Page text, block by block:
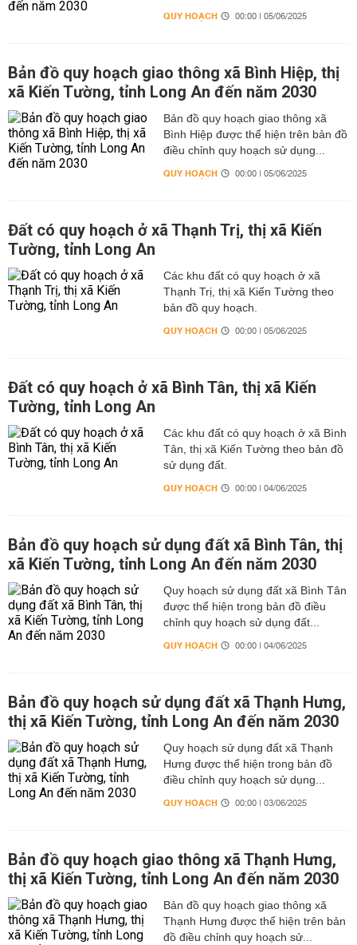
QUY HOẠCH 00:00 | 05/06/2025
Bản đồ quy hoạch giao thông xã Bình Hiệp, thị
xã Kiến Tường, tỉnh Long An đến năm 2030
Bản đồ quy hoạch giao thông xã
Bình Hiệp được thể hiện trên bản đồ
điều chỉnh quy hoạch sử dụng...
QUY HOẠCH 00:00 | 05/06/2025
Đất có quy hoạch ở xã Thạnh Trị, thị xã Kiến
Tường, tỉnh Long An
Các khu đất có quy hoạch ở xã
Thạnh Trị, thị xã Kiến Tường theo
bản đồ quy hoạch.
QUY HOẠCH 00:00 | 05/06/2025
Đất có quy hoạch ở xã Bình Tân, thị xã Kiến
Tường, tỉnh Long An
Các khu đất có quy hoạch ở xã Bình
Tân, thị xã Kiến Tường theo bản đồ
sử dụng đất.
QUY HOẠCH 00:00 | 04/06/2025
Bản đồ quy hoạch sử dụng đất xã Bình Tân, thị
xã Kiến Tường, tỉnh Long An đến năm 2030
Quy hoạch sử dụng đất xã Bình Tân
được thể hiện trong bản đồ điều
chỉnh quy hoạch sử dụng đất...
QUY HOẠCH 00:00 | 04/06/2025
Bản đồ quy hoạch sử dụng đất xã Thạnh Hưng,
thị xã Kiến Tường, tỉnh Long An đến năm 2030
Quy hoạch sử dụng đất xã Thạnh
Hưng được thể hiện trong bản đồ
điều chỉnh quy hoạch sử dụng...
QUY HOẠCH 00:00 | 03/06/2025
Bản đồ quy hoạch giao thông xã Thạnh Hưng,
thị xã Kiến Tường, tỉnh Long An đến năm 2030
Bản đồ quy hoạch giao thông xã
Thạnh Hưng được thể hiện trên bản
đồ điều chỉnh quy hoạch sử...